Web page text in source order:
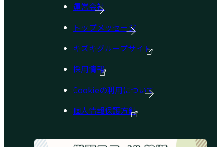
運営会社
トップメッセージ
キズキグループサイト
採用情報
Cookieの利用について
個人情報保護方針